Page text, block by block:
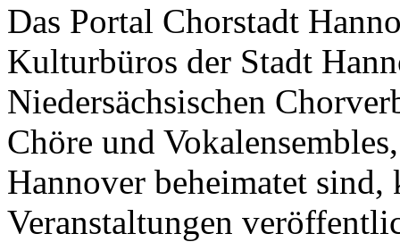
Das Portal Chorstadt
Kulturbüros der Stadt
Niedersächsischen
Chöre und
Hannover beheimatet sind,
Veranstaltungen